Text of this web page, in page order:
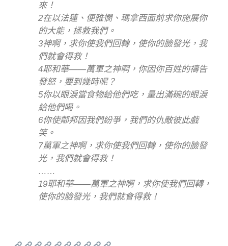
來！
2在以法蓮、便雅憫、瑪拿西面前求你施展你
的大能，拯救我們。
3神啊，求你使我們回轉，使你的臉發光，我
們就會得救！
4耶和華——萬軍之神啊，你因你百姓的禱告
發怒，要到幾時呢？
5你以眼淚當食物給他們吃，量出滿碗的眼淚
給他們喝。
6你使鄰邦因我們紛爭，我們的仇敵彼此戲
笑。
7萬軍之神啊，求你使我們回轉，使你的臉發
光，我們就會得救！
……
19耶和華——萬軍之神啊，求你使我們回轉，
使你的臉發光，我們就會得救！